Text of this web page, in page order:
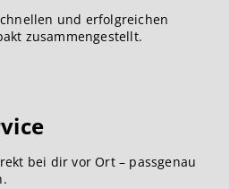
und erfolgreichen
zusammengestellt.
bei dir vor Ort – passgenau